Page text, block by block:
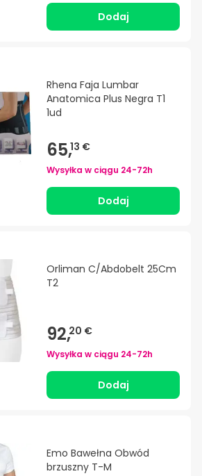
Dodaj
Rhena Faja Lumbar
Anatomica Plus Negra T1
1ud
65,13 €
Wysyłka w ciągu 24-72h
Dodaj
Orliman C/Abdobelt 25Cm
T2
92,20 €
Wysyłka w ciągu 24-72h
Dodaj
Emo Bawełna Obwód
brzuszny T-M